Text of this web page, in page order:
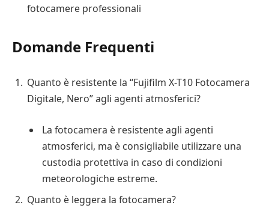
fotocamere professionali
Domande Frequenti
Quanto è resistente la “Fujifilm X-T10 Fotocamera
Digitale, Nero” agli agenti atmosferici?
La fotocamera è resistente agli agenti
atmosferici, ma è consigliabile utilizzare una
custodia protettiva in caso di condizioni
meteorologiche estreme.
Quanto è leggera la fotocamera?